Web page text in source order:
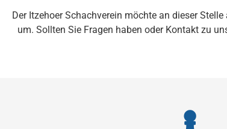
Der Itzehoer Schachverein möchte an dieser
um. Sollten Sie Fragen haben oder Kontakt zu